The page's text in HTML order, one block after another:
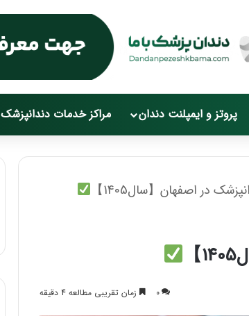
پروتز و ایمپلنت دندان مراکز خدمات دندانپزشک
0 زمان تقریبی مطالعه 4 دقیقه